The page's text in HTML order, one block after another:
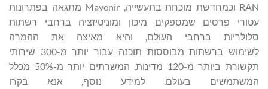
RAN וכמחדשת מוכחת בתעשייה, Mavenir מתגאה בפתרונות
עטורי פרסים שמספקים מיכון ומוניטיזציה ברחבי רשתות
סלולריות ברחבי העולם, והיא מאיצה את ההמרה
לשימוש ברשתות מבוססות תוכנה עבור יותר מ-300 שירותי
תקשורת ביותר מ-120 מדינות, המשרתים יותר מ-50% מכלל
המשתמשים בעולם. למידע נוסף, אנא בקרו